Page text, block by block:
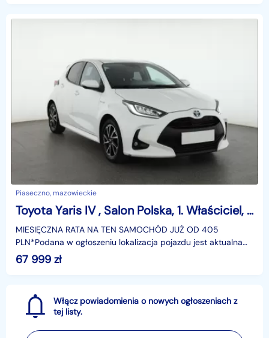
Piaseczno, mazowieckie
Toyota Yaris IV , Salon Polska, 1. Właściciel, Serwis ASO, Automat, VAT 23%,
MIESIĘCZNA RATA NA TEN SAMOCHÓD JUŻ OD 405
PLN*Podana w ogłoszeniu lokalizacja pojazdu jest aktualna
na dzień wystawienia ogłoszenia. Przed przyjazdem do
salonu
67 999 zł
Włącz powiadomienia o nowych ogłoszeniach z
tej listy.